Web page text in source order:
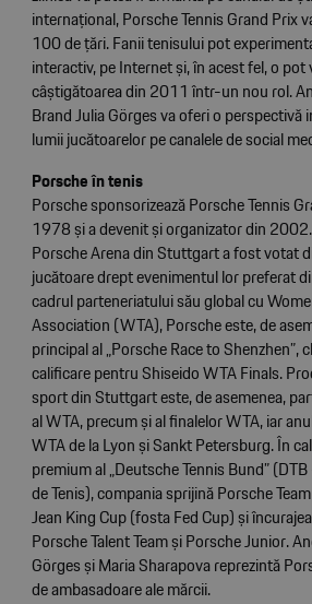
internațional, Porsche Tennis Grand Prix
100 de țări. Fanii tenisului pot
interactiv, pe Internet și, în acest fel, o pot
câștigătoarea din 2011 într-un nou rol.
Brand Julia Görges va oferi o perspectivă
lumii jucătoarelor pe canalele de social
Porsche în tenis
Porsche sponsorizează Porsche Tennis
1978 și a devenit și organizator din
Porsche Arena din Stuttgart a fost votat
jucătoare drept evenimentul lor preferat
cadrul parteneriatului său global cu
Association (WTA), Porsche este, de
principal al „Porsche Race to Shenzhen”,
calificare pentru Shiseido WTA Finals.
sport din Stuttgart este, de asemenea,
al WTA, precum și al finalelor WTA, iar
WTA de la Lyon și Sankt Petersburg. În
premium al „Deutsche Tennis Bund”
de Tenis), compania sprijină Porsche
Jean King Cup (fosta Fed Cup) și
Porsche Talent Team și Porsche Junior.
Görges și Maria Sharapova reprezintă
de ambasadoare ale mărcii.